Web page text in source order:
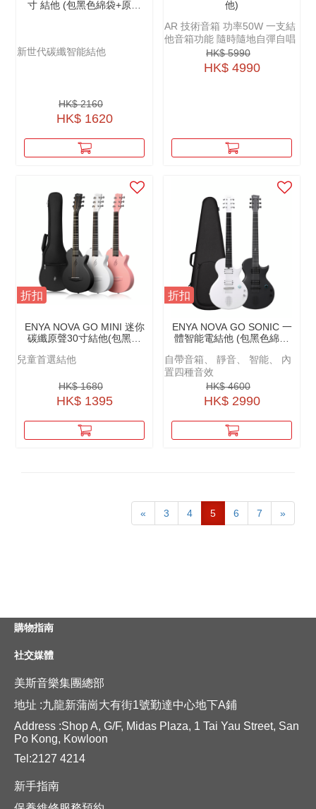
寸 結他 (包黑色綿袋+原廠
新世代碳纖智能結他
HK$ 2160
HK$ 1620
他)
AR 技術音箱 功率50W 一支結
他音箱功能 隨時隨地自彈自唱
HK$ 5990
HK$ 4990
折扣
ENYA NOVA GO MINI 迷你
碳纖原聲30寸結他(包黑色
兒童首選結他
HK$ 1680
HK$ 1395
折扣
ENYA NOVA GO SONIC 一
體智能電結他 (包黑色綿袋
自帶音箱、 靜音、 智能、 內
置四種音效
HK$ 4600
HK$ 2990
« 3 4 5 6 7 »
購物指南
社交媒體
美斯音樂集團總部
地址 :九龍新蒲崗大有街1號勤達中心地下A鋪
Address :Shop A, G/F, Midas Plaza, 1 Tai Yau Street, San
Po Kong, Kowloon
Tel:2127 4214
新手指南